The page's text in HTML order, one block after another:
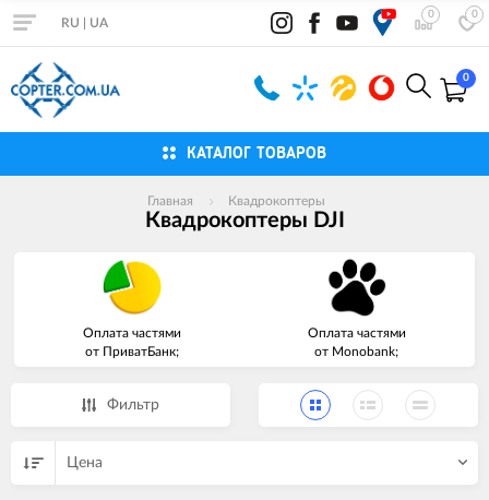
0 0
RU UA
0
КАТАЛОГ ТОВАРОВ
Главная Квадрокоптеры
Квадрокоптеры DJI
Оплата частями
от ПриватБанк;
Оплата частями
от Monobank;
Фильтр
Цена